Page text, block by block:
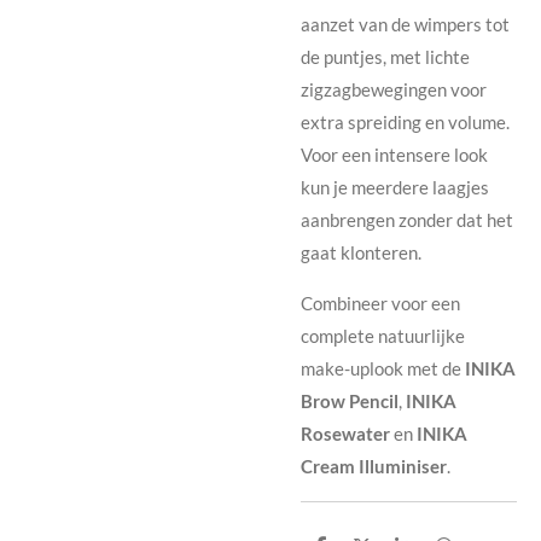
aanzet van de wimpers tot
de puntjes, met lichte
zigzagbewegingen voor
extra spreiding en volume.
Voor een intensere look
kun je meerdere laagjes
aanbrengen zonder dat het
gaat klonteren.
Combineer voor een
complete natuurlijke
make-uplook met de INIKA
Brow Pencil, INIKA
Rosewateren INIKA
Cream Illuminiser.